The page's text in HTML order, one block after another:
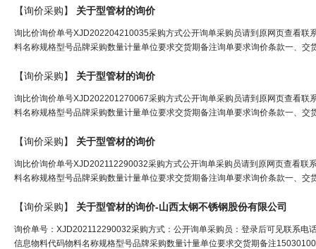
【询价采购】 关于型管材的询价
询比价询价单号XJD202204210035采购方式公开询单采购员请到原网页查看
料名称规格型号品牌采购数量计量单位要求交货期备注询单要求询价条款一、
【询价采购】 关于型管材的询价
询比价询价单号XJD202201270067采购方式公开询单采购员请到原网页查看
料名称规格型号品牌采购数量计量单位要求交货期备注询单要求询价条款一、
【询价采购】 关于型管材的询价
询比价询价单号XJD202112290032采购方式公开询单采购员请到原网页查看
料名称规格型号品牌采购数量计量单位要求交货期备注询单要求询价条款一、
【询价采购】 关于型管材的询价-山西太钢不锈钢股份有限公司
询价单号：XJD202112290032采购方式：公开询单采购员：登录后可见联系
信息物料代码物料名称规格型号品牌采购数量计量单位要求交货期备注